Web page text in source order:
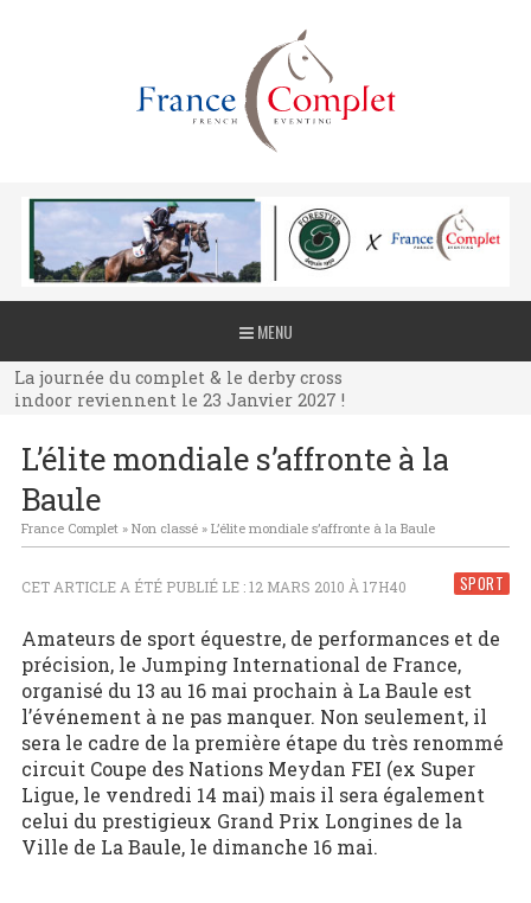
MENU
La journée du complet & le derby cross
indoor reviennent le 23 Janvier 2027 !
La journée du complet & le derby cross
indoor reviennent le 23 Janvier 2027 !
indoor reviennent le 23 Janvier 2027 !
L’élite mondiale s’affronte à la
Baule
France Complet» Non classé» L’élite mondiale s’affronte à la Baule
SPORT
CET ARTICLE A ÉTÉ PUBLIÉ LE : 12 MARS 2010 À 17H40
Amateurs de sport équestre, de performances et de
précision, le Jumping International de France,
organisé du 13 au 16 mai prochain à La Baule est
l’événement à ne pas manquer. Non seulement, il
sera le cadre de la première étape du très renommé
circuit Coupe des Nations Meydan FEI (ex Super
Ligue, le vendredi 14 mai) mais il sera également
celui du prestigieux Grand Prix Longines de la
Ville de La Baule, le dimanche 16 mai.